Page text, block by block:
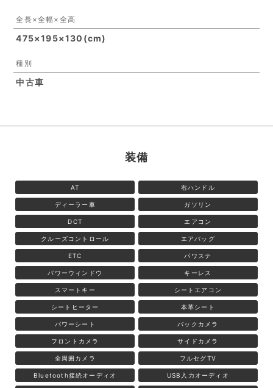
全長×全幅×全高
475×195×130(cm)
種別
中古車
装備
AT 右ハンドル
ディーラー車 ガソリン
DCT エアコン
クルーズコントロール エアバッグ
ETC パワステ
パワーウィンドウ キーレス
スマートキー シートエアコン
シートヒーター 本革シート
パワーシート バックカメラ
フロントカメラ サイドカメラ
全周囲カメラ フルセグTV
Bluetooth接続オーディオ USB入力オーディオ